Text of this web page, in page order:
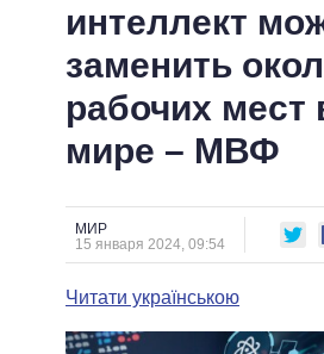
СОБЫТИЯ
СТАТЬИ
МНЕНИЯ
ОБЗОРЫ
ДАЙДЖЕСТЫ
ПОЛИТИКИ
ВСЕ ПОЛИТИКИ
ПРЕЗИДЕНТ И ОФИС
ВЕРХОВНАЯ РАДА
ГЛАВЫ
МЭРЫ
ВСЕ ПЕРСОНЫ
ВИДЕО
СРАВНЕНИЕ
интеллект
заменить
рабочих мест
мире – МВФ
МИР
15 января 2024, 09:54
Читати українською